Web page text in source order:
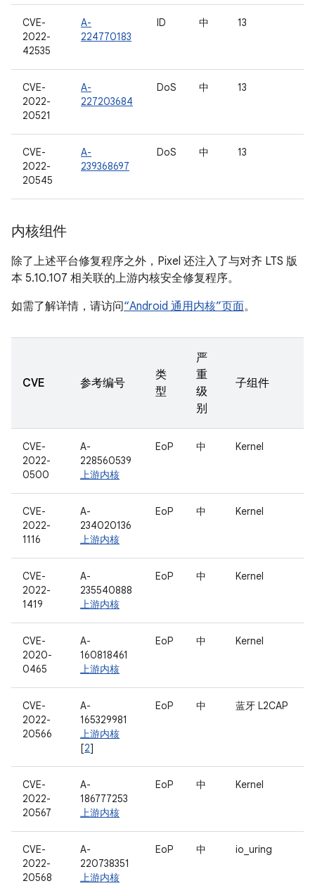
CVE-
2022-
42535
A-
224770183
ID 中 13
CVE-
2022-
20521
A-
227203684
DoS 中 13
CVE-
2022-
20545
A-
239368697
DoS 中 13
内核组件
除了上述平台修复程序之外，Pixel 还注入了与对齐 LTS 版
本 5.10.107 相关联的上游内核安全修复程序。
如需了解详情，请访问“Android 通用内核”页面。
CVE 参考编号
类
型
严
重
级
别
子组件
CVE-
2022-
0500
A-
228560539
上游内核
EoP 中 Kernel
CVE-
2022-
1116
A-
234020136
上游内核
EoP 中 Kernel
CVE-
2022-
1419
A-
235540888
上游内核
EoP 中 Kernel
CVE-
2020-
0465
A-
160818461
上游内核
EoP 中 Kernel
CVE-
2022-
20566
A-
165329981
上游内核
[2]
EoP 中 蓝牙 L2CAP
CVE-
2022-
20567
A-
186777253
上游内核
EoP 中 Kernel
CVE-
2022-
20568
A-
220738351
上游内核
EoP 中 io_uring